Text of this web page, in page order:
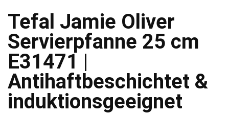
Tefal Jamie Oliver
Servierpfanne 25 cm
E31471 |
Antihaftbeschichtet &
induktionsgeeignet